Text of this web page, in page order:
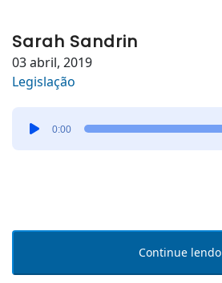
Sarah Sandrin
03 abril, 2019
Legislação
0:00
Continue lendo